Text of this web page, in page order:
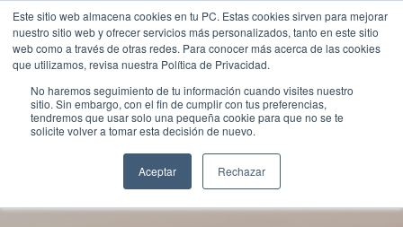
Este sitio web almacena cookies en tu PC. Estas cookies sirven para mejorar
nuestro sitio web y ofrecer servicios más personalizados, tanto en este sitio
web como a través de otras redes. Para conocer más acerca de las cookies
que utilizamos, revisa nuestra Política de Privacidad.
No haremos seguimiento de tu información cuando visites nuestro
sitio. Sin embargo, con el fin de cumplir con tus preferencias,
tendremos que usar solo una pequeña cookie para que no se te
solicite volver a tomar esta decisión de nuevo.
Aceptar Rechazar